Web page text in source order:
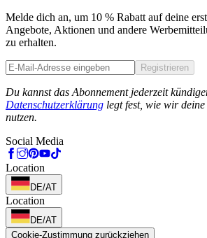
Melde dich an, um 10 % Rabatt auf deine
Angebote, Aktionen und andere
zu erhalten.
Registrieren
Du kannst das Abonnement jederzeit
Datenschutzerklärung legt fest, wie wir
nutzen.
Social Media
Location
DE/AT
Location
DE/AT
Cookie-Zustimmung zurückziehen